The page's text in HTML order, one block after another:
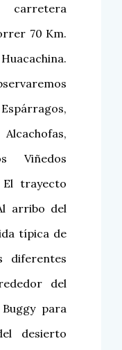
70 Km.
Viñedos
El trayecto
arribo del
típica de
diferentes
del
para
desierto